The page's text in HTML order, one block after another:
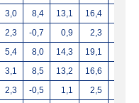
3,0 8,4 13,1
16,4
2,3 -0,7 0,9
2,3
5,4 8,0 14,3
19,1
3,1 8,5 13,2
16,6
2,3 -0,5 1,1
2,5